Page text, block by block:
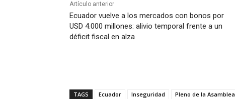
Artículo anterior
Ecuador vuelve a los mercados con bonos por
USD 4.000 millones: alivio temporal frente a un
déficit fiscal en alza
TAGS Ecuador Inseguridad Pleno de la Asamblea